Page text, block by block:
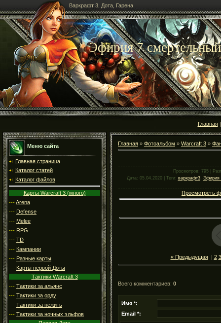
Варкрафт 3, Дота, Гарена
Эфирия 7
Главная
Меню сайта
Главная страница
Каталог статей
Каталог файлов
Карты Warcraft 3 (много)
---Arena
--- Defense
--- Melee
--- RPG
--- TD
--- Кампании
--- Разные карты
--- Карты первой Доты
Тактики Warcraft 3
--- Тактики за альянс
--- Тактики за орду
--- Тактики за нежить
--- Тактики за ночных эльфов
Главная » Фотоальбом » Warcraft 3 »
Просмотров: 795 |
Дата : 05.04.2020 | Теги: варкрафт3, Эфирия
Просмотреть
« Предыдущая| 2 3
Всего комментариев: 0
Имя *:
Email *: